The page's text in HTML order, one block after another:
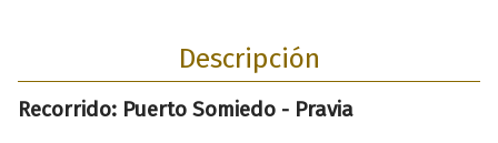
Descripción
Recorrido: Puerto Somiedo - Pravia